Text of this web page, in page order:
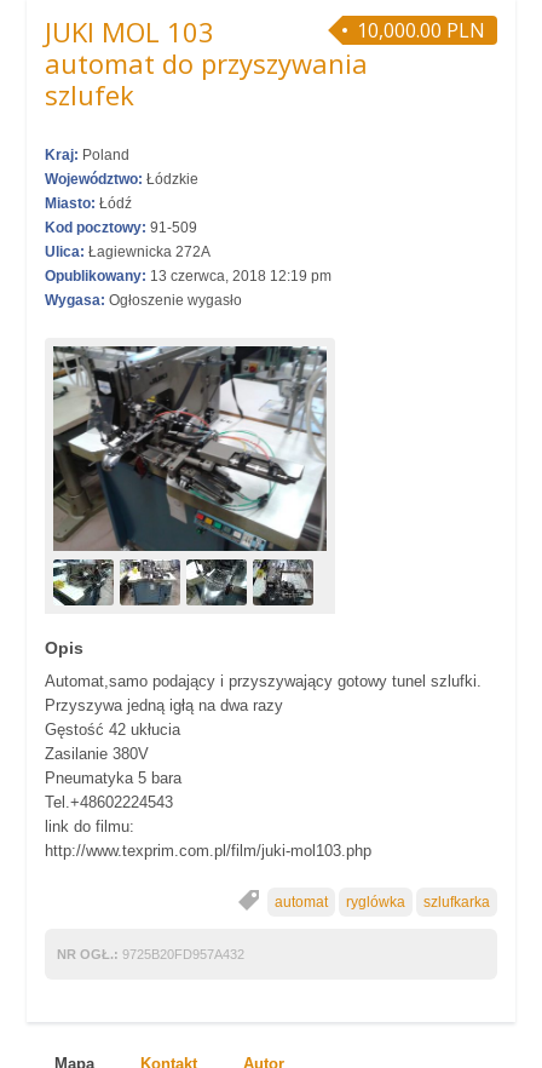
10,000.00 PLN
JUKI MOL 103
automat do przyszywania
szlufek
Kraj: Poland
Województwo: Łódzkie
Miasto: Łódź
Kod pocztowy: 91-509
Ulica: Łagiewnicka 272A
Opublikowany: 13 czerwca, 2018 12:19 pm
Wygasa: Ogłoszenie wygasło
Opis
Automat,samo podający i przyszywający gotowy tunel szlufki.
Przyszywa jedną igłą na dwa razy
Gęstość 42 ukłucia
Zasilanie 380V
Pneumatyka 5 bara
Tel.+48602224543
link do filmu:
http://www.texprim.com.pl/film/juki-mol103.php
automat ryglówka szlufkarka
NR OGŁ.: 9725B20FD957A432
Mapa Kontakt Autor